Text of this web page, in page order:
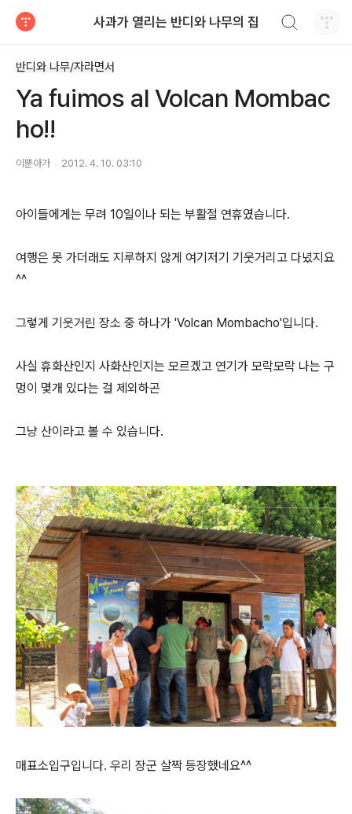
사과가 열리는 반디와 나무의 집
반디와 나무/자라면서
Ya fuimos al Volcan Mombac
ho!!
이뿐아가 2012. 4. 10. 03:10
아이들에게는 무려 10일이나 되는 부활절 연휴였습니다.
여행은 못 가더래도 지루하지 않게 여기저기 기웃거리고 다녔지요
^^
그렇게 기웃거린 장소 중 하나가 'Volcan Mombacho'입니다.
사실 휴화산인지 사화산인지는 모르겠고 연기가 모락모락 나는 구
멍이 몇개 있다는 걸 제외하곤
그냥 산이라고 볼 수 있습니다.
매표소입구입니다. 우리 장군 살짝 등장했네요^^